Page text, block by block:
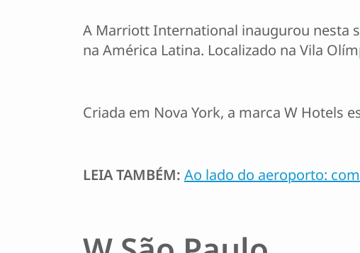
A Marriott International inaugurou nesta
na América Latina. Localizado na Vila
Criada em Nova York, a marca W Hotels
LEIA TAMBÉM: Ao lado do aeroporto: